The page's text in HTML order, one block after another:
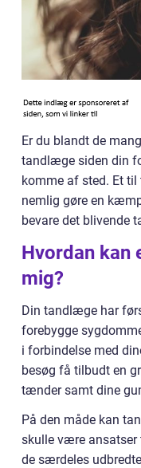
Er du blandt de
tandlæge siden din
komme af sted. Et
nemlig gøre en
bevare det blivende
Hvordan
mig?
Din tandlæge har
forebygge
i forbindelse med
besøg få tilbudt en
tænder samt dine
På den måde kan
skulle være ansatser
de særdeles